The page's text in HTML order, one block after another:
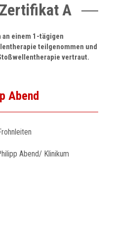
A
einem 1-tägigen
teilgenommen und
vertraut.
Abend
Abend/ Klinikum